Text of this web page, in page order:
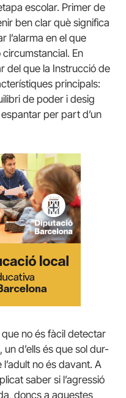
escolar. Primer de
ben clar què significa
l’alarma en el que
En
del que la Instrucció de
principals:
de poder i desig
per part d’un
no és fàcil detectar
un d’ells és que sol dur-
no és davant. A
saber si l’agressió
doncs a aquestes